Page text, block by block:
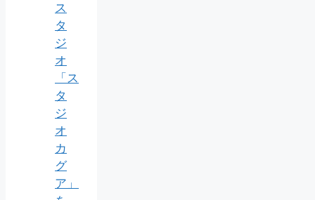
ス
タ
ジ
オ
「ス
タ
ジ
オ
カ
グ
ア」